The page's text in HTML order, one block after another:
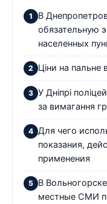
В
обязательную
населенных
Ціни на пальне
У Дніпрі
за вимагання
Для чего
показания,
применения
В
местные СМИ